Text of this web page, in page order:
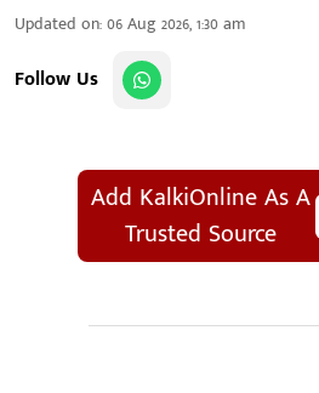
Updated on:06 Aug 2026, 1:30 am
Follow Us
Add KalkiOnline As A
Trusted Source